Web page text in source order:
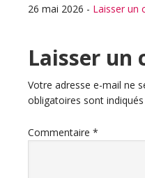
26 mai 2026 - Laisser un
du
lecteur
Laisser un
Votre adresse e-mail ne
obligatoires sont
Commentaire *